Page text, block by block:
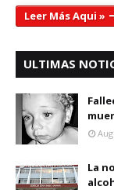
Leer Más Aqui »
ULTIMAS
La